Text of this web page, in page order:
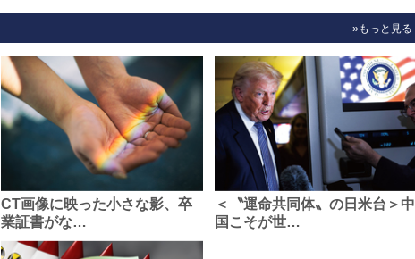
»もっと見る
CT画像に映った小さな影、卒
業証書がな…
＜〝運命共同体〟の日米台＞中
国こそが世…